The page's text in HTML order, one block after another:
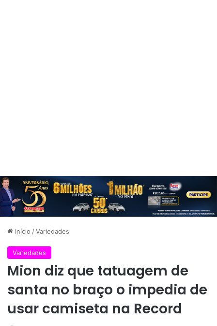
Início /Variedades
Variedades
Mion diz que tatuagem de
santa no braço o impedia de
usar camiseta na Record